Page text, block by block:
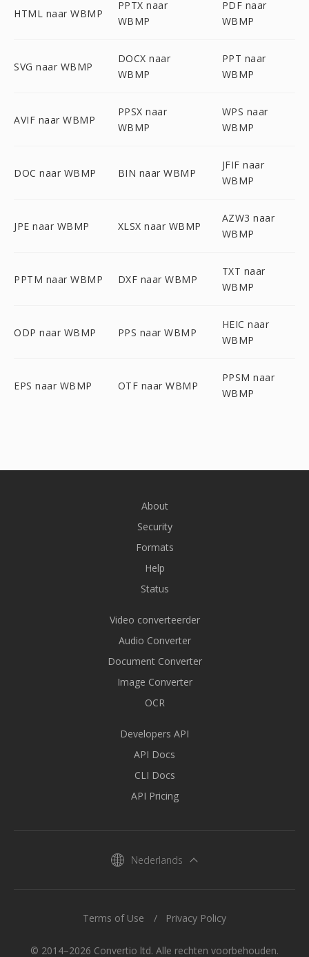
HTML naar WBMP
PPTX naar
WBMP
PDF naar
WBMP
SVG naar WBMP
DOCX naar
WBMP
PPT naar
WBMP
AVIF naar WBMP
PPSX naar
WBMP
WPS naar
WBMP
DOC naar WBMP BIN naar WBMP
JFIF naar
WBMP
JPE naar WBMP XLSX naar WBMP
AZW3 naar
WBMP
PPTM naar WBMP DXF naar WBMP
TXT naar
WBMP
ODP naar WBMP PPS naar WBMP
HEIC naar
WBMP
EPS naar WBMP OTF naar WBMP
PPSM naar
WBMP
About
Security
Formats
Help
Status
Video converteerder
Audio Converter
Document Converter
Image Converter
OCR
Developers API
API Docs
CLI Docs
API Pricing
Nederlands
© 2014–2026 Convertio ltd. Alle rechten voorbehouden.
Terms of Use Privacy Policy